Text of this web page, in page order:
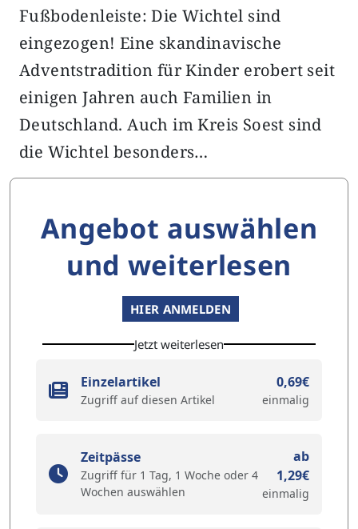
Fußbodenleiste: Die Wichtel sind
eingezogen! Eine skandinavische
Adventstradition für Kinder erobert seit
einigen Jahren auch Familien in
Deutschland. Auch im Kreis Soest sind
die Wichtel besonders…
Angebot auswählen
und weiterlesen
HIER ANMELDEN
Jetzt weiterlesen
Einzelartikel
Zugriff auf diesen Artikel
0,69€
einmalig
Zeitpässe
Zugriff für 1 Tag, 1 Woche oder 4
Wochen auswählen
ab
1,29€
einmalig